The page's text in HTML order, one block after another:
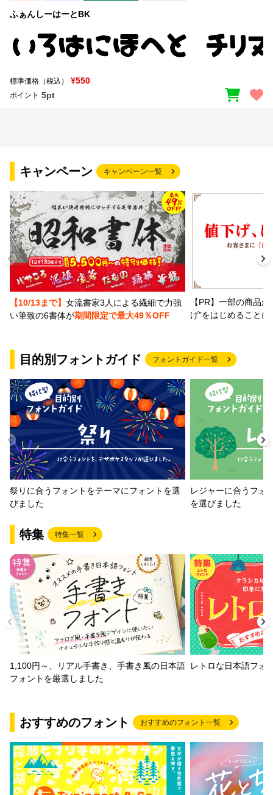
ふぁんしーはーとBK
標準価格（税込） ¥550
ポイント 5pt
キャンペーン キャンペーン一覧
【10/13まで】 女流書家3人による繊細で力強
い筆致の6書体が期間限定で最大49％OFF
【PR】一部の商品
げ"をはじめること
目的別フォントガイド フォントガイド一覧
祭りに合うフォントをテーマにフォントを選
びました
レジャーに合うフォ
を選びました
特集 特集一覧
1,100円～、リアル手書き、手書き風の日本語
フォントを厳選しました
レトロな日本語フォ
おすすめのフォント おすすめのフォント一覧